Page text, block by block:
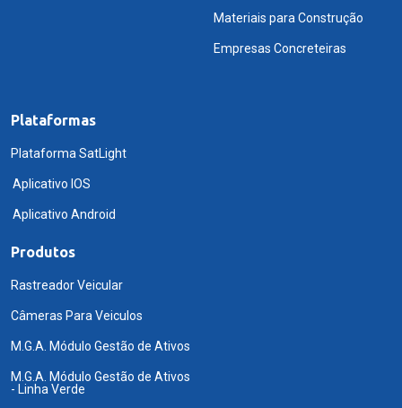
Materiais para Construção
Empresas Concreteiras
Plataformas
Plataforma SatLight
Aplicativo IOS
Aplicativo Android
Produtos
Rastreador Veicular
Câmeras Para Veiculos
M.G.A. Módulo Gestão de Ativos
M.G.A. Módulo Gestão de Ativos
- Linha Verde